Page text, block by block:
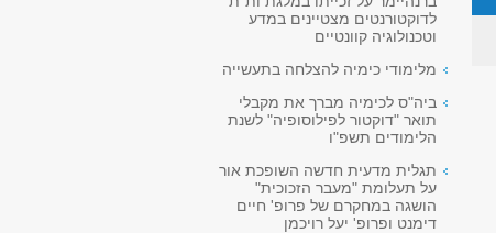
לדוקטורנטים מצטיינים במדע
וטכנולוגיה קוונטיים
מלימודי כימיה להצלחה בתעשייה
ביה"ס לכימיה מברך את מקבלי
תואר "דוקטור לפילוסופיה" לשנת
הלימודים תשפ"ו
תגלית מדעית חדשה השופכת אור
על תעלומת "מעבר הזכוכית"
הושגה במחקרם של פרופ' חיים
דימנט ופרופ' יעל רויכמן